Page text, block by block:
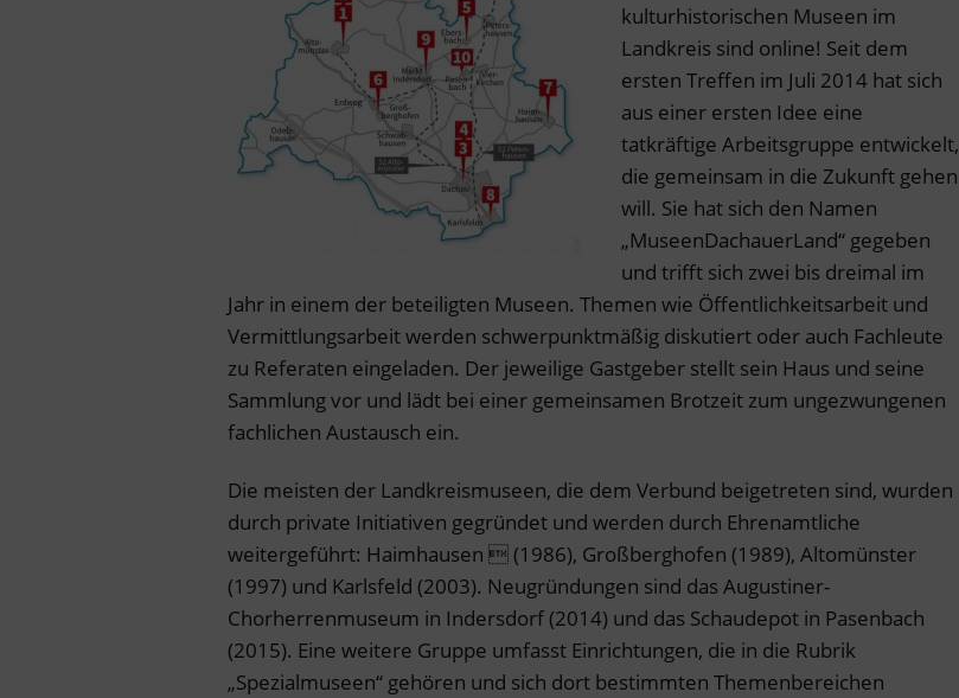
kulturhistorischen Museen im
Landkreis sind online! Seit dem
ersten Treffen im Juli 2014 hat sich
aus einer ersten Idee eine
tatkräftige Arbeitsgruppe entwickelt,
die gemeinsam in die Zukunft gehen
will. Sie hat sich den Namen
„MuseenDachauerLand“ gegeben
und trifft sich zwei bis dreimal im
Jahr in einem der beteiligten Museen. Themen wie Öffentlichkeitsarbeit und
Vermittlungsarbeit werden schwerpunktmäßig diskutiert oder auch Fachleute
zu Referaten eingeladen. Der jeweilige Gastgeber stellt sein Haus und seine
Sammlung vor und lädt bei einer gemeinsamen Brotzeit zum ungezwungenen
fachlichen Austausch ein.
Die meisten der Landkreismuseen, die dem Verbund beigetreten sind, wurden
durch private Initiativen gegründet und werden durch Ehrenamtliche
weitergeführt: Haimhausen  (1986), Großberghofen (1989), Altomünster
(1997) und Karlsfeld (2003). Neugründungen sind das Augustiner-
Chorherrenmuseum in Indersdorf (2014) und das Schaudepot in Pasenbach
(2015). Eine weitere Gruppe umfasst Einrichtungen, die in die Rubrik
„Spezialmuseen“ gehören und sich dort bestimmten Themenbereichen